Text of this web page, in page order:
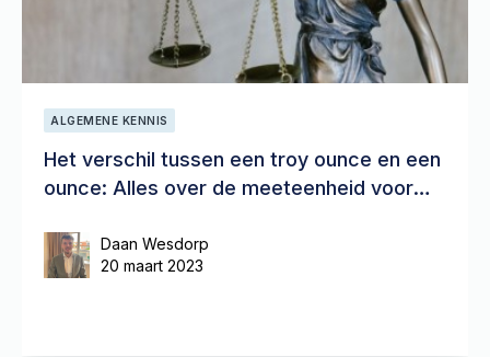
ALGEMENE KENNIS
Het verschil tussen een troy ounce en een
ounce: Alles over de meeteenheid voor
Daan Wesdorp
20 maart 2023